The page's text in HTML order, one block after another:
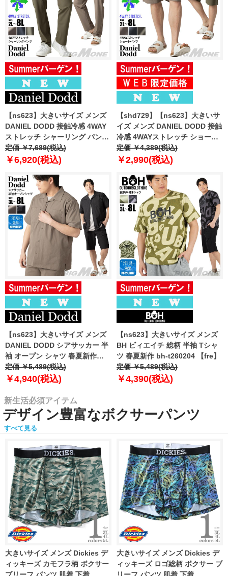
【ns623】大きいサイズ メンズ
DANIEL DODD 接触冷感 4WAY
ストレッチ シャーリング パンツ
春夏新作 azp260201201t
【fre】
定価 ￥7,689(税込)
￥6,920(税込)
【shd729】【ns623】大きいサ
イズ メンズ DANIEL DODD 接触
冷感 4WAYストレッチ ショーツ
ショートパンツ ハーフパンツ 春
夏新作 azsp-260204 【fre】
定価 ￥4,389(税込)
￥2,990(税込)
【ns623】大きいサイズ メンズ
DANIEL DODD シアサッカー 半
袖 オープン シャツ 春夏新作
azsh-260213 【fre】
定価 ￥5,489(税込)
￥4,940(税込)
【ns623】大きいサイズ メンズ
BH ビィエイチ 総柄 半袖 Tシャ
ツ 春夏新作 bh-t260204 【fre】
定価 ￥5,489(税込)
￥4,390(税込)
新生活必須アイテム
デザイン豊富なボクサーパンツ
すべて見る
大きいサイズ メンズ Dickies デ
ィッキーズ カモフラ柄 ボクサー
大きいサイズ メンズ Dickies デ
ィッキーズ ロゴ総柄 ボクサー ブ